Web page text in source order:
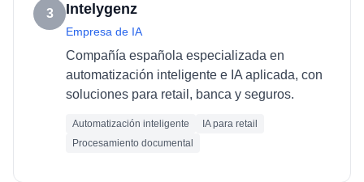
3 Intelygenz
Empresa de IA
Compañía española especializada en
automatización inteligente e IA aplicada, con
soluciones para retail, banca y seguros.
Automatización inteligente
IA para retail
Procesamiento documental